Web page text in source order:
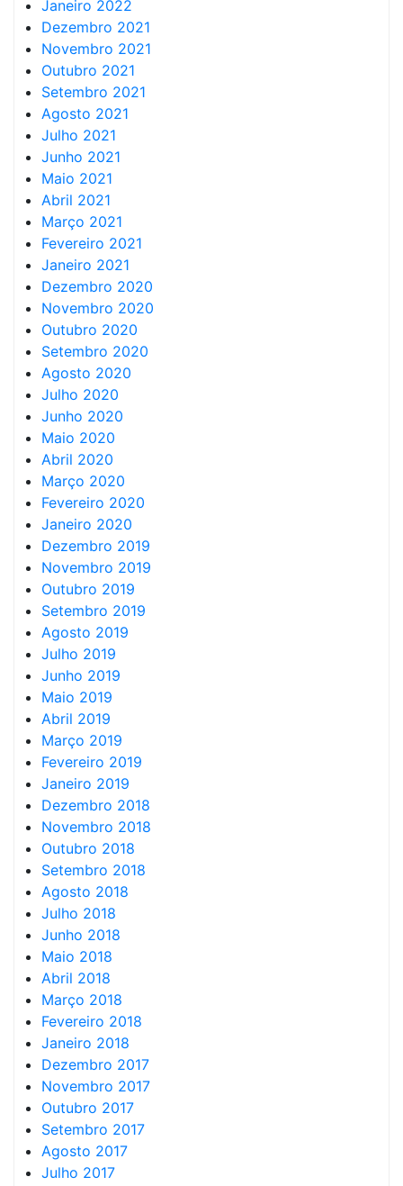
Janeiro 2022
Dezembro 2021
Novembro 2021
Outubro 2021
Setembro 2021
Agosto 2021
Julho 2021
Junho 2021
Maio 2021
Abril 2021
Março 2021
Fevereiro 2021
Janeiro 2021
Dezembro 2020
Novembro 2020
Outubro 2020
Setembro 2020
Agosto 2020
Julho 2020
Junho 2020
Maio 2020
Abril 2020
Março 2020
Fevereiro 2020
Janeiro 2020
Dezembro 2019
Novembro 2019
Outubro 2019
Setembro 2019
Agosto 2019
Julho 2019
Junho 2019
Maio 2019
Abril 2019
Março 2019
Fevereiro 2019
Janeiro 2019
Dezembro 2018
Novembro 2018
Outubro 2018
Setembro 2018
Agosto 2018
Julho 2018
Junho 2018
Maio 2018
Abril 2018
Março 2018
Fevereiro 2018
Janeiro 2018
Dezembro 2017
Novembro 2017
Outubro 2017
Setembro 2017
Agosto 2017
Julho 2017